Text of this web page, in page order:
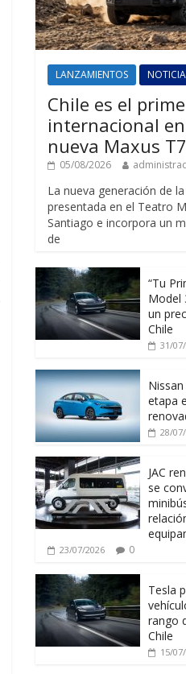
LANZAMIENTOS
Chile es el
internacional
nueva Maxus
05/08/2026
La nueva generación de
presentada en el Teatro
Santiago e incorpora un
de
“Tu
Model
un
Chile
31/
etapa
28/
JAC
se
23/07/2026 0
Tesla
rango
Chile
15/